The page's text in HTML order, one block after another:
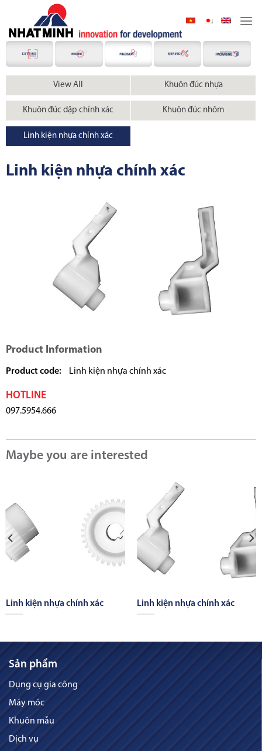
content
View All Khuôn đúc nhựa
Khuôn đúc dập chính xác Khuôn đúc nhôm
Linh kiện nhựa chính xác
Linh kiện nhựa chính xác
Product Information
Product code: Linh kiện nhựa chính xác
HOTLINE
097.5954.666
Maybe you are interested
Linh kiện nhựa chính xác Linh kiện nhựa chính xác
Sản phẩm
Dụng cụ gia công
Máy móc
Khuôn mẫu
Dịch vụ